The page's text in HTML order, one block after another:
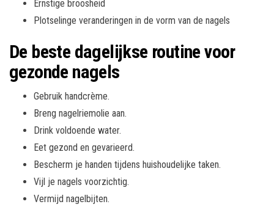
Ernstige broosheid
Plotselinge veranderingen in de vorm van de nagels
De beste dagelijkse routine voor
gezonde nagels
Gebruik handcrème.
Breng nagelriemolie aan.
Drink voldoende water.
Eet gezond en gevarieerd.
Bescherm je handen tijdens huishoudelijke taken.
Vijl je nagels voorzichtig.
Vermijd nagelbijten.